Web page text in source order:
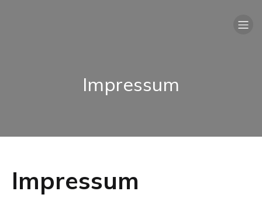
Impressum
Impressum